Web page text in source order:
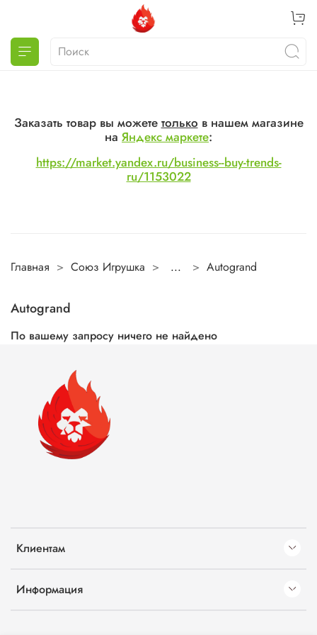
Заказать товар вы можете только в нашем магазине
на Яндекс маркете:
https://market.yandex.ru/business--buy-trends-
ru/1153022
Главная Союз Игрушка ... Autogrand
Autogrand
По вашему запросу ничего не найдено
Клиентам
Информация